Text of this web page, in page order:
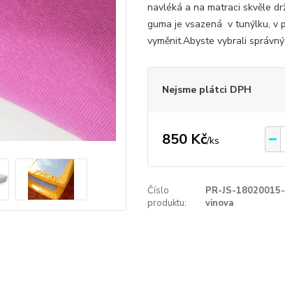
navléká a na matraci skvěle
guma je vsazená v tunýlku, v
vyměnit.Abyste vybrali
Nejsme plátci DPH
850 Kč/ks
Číslo
produktu:
PR-JS-18020015-
vinova